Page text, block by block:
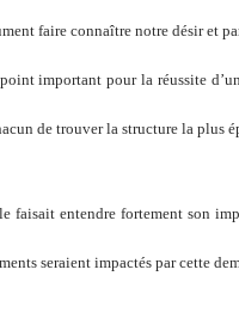
faire connaître notre désir et
important pour la réussite
de trouver la structure la plus
faisait entendre fortement son
seraient impactés par cette